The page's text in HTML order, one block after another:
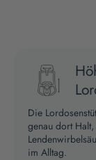
Die
genau dort
im Alltag.